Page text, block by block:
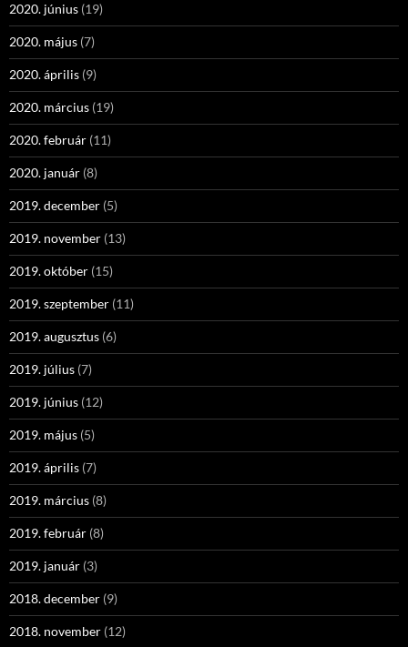
2020. június (19)
2020. május (7)
2020. április (9)
2020. március (19)
2020. február (11)
2020. január (8)
2019. december (5)
2019. november (13)
2019. október (15)
2019. szeptember (11)
2019. augusztus (6)
2019. július (7)
2019. június (12)
2019. május (5)
2019. április (7)
2019. március (8)
2019. február (8)
2019. január (3)
2018. december (9)
2018. november (12)